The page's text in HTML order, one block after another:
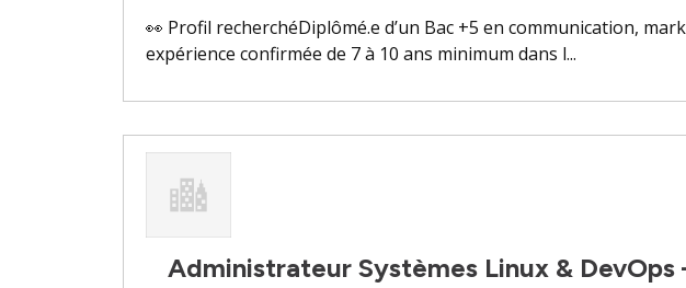
👀 Profil recherchéDiplômé.e d’un Bac +5 en communication,
expérience confirmée de 7 à 10 ans minimum dans l...
Administrateur Systèmes Linux & DevOps